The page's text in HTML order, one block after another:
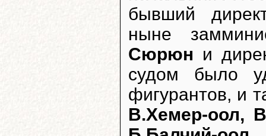
бывший
ныне
Сюрюн и
судом было
фигурантов, и
В.Хемер-оол,